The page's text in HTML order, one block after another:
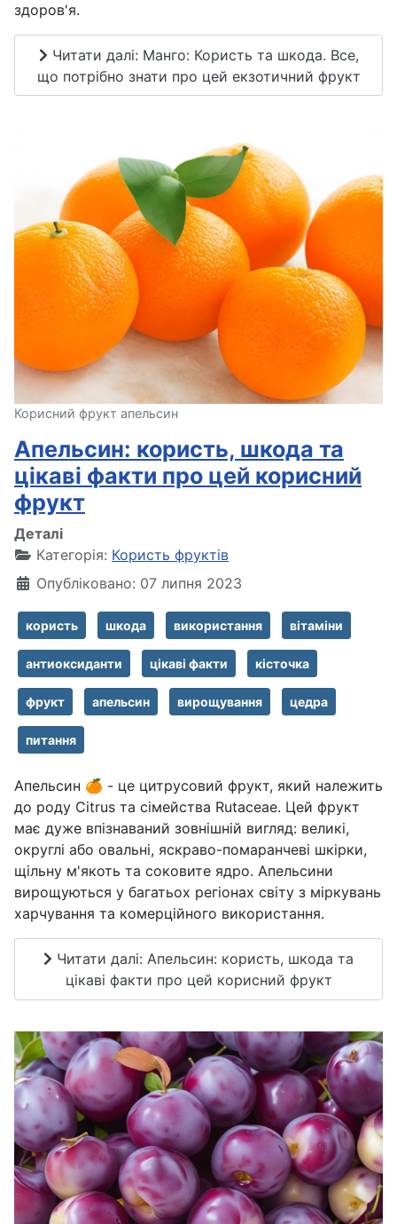
здоров'я.
Читати далі: Манго: Користь та шкода. Все,
що потрібно знати про цей екзотичний фрукт
Корисний фрукт апельсин
Апельсин: користь, шкода та
цікаві факти про цей корисний
фрукт
Деталі
Категорія: Користь фруктів
Опубліковано: 07 липня 2023
користь шкода використання вітаміни
антиоксиданти цікаві факти кісточка
фрукт апельсин вирощування цедра
питання
Апельсин 🍊 - це цитрусовий фрукт, який належить
до роду Citrus та сімейства Rutaceae. Цей фрукт
має дуже впізнаваний зовнішній вигляд: великі,
округлі або овальні, яскраво-помаранчеві шкірки,
щільну м'якоть та соковите ядро. Апельсини
вирощуються у багатьох регіонах світу з міркувань
харчування та комерційного використання.
Читати далі: Апельсин: користь, шкода та
цікаві факти про цей корисний фрукт